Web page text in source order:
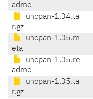
adme
uncpan-1.04.ta
r.gz
uncpan-1.05.m
eta
uncpan-1.05.re
adme
uncpan-1.05.ta
r.gz